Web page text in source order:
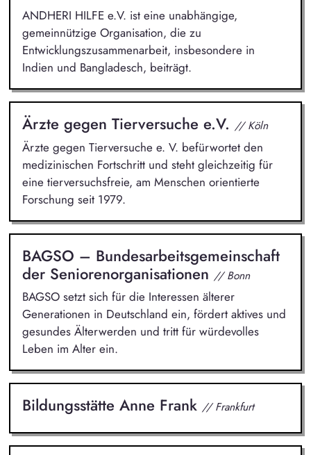
ANDHERI HILFE e.V. ist eine unabhängige,
gemeinnützige Organisation, die zu
Entwicklungszusammenarbeit, insbesondere in
Indien und Bangladesch, beiträgt.
Ärzte gegen Tierversuche e.V. // Köln
Ärzte gegen Tierversuche e. V. befürwortet den
medizinischen Fortschritt und steht gleichzeitig für
eine tierversuchsfreie, am Menschen orientierte
Forschung seit 1979.
BAGSO – Bundesarbeitsgemeinschaft
der Seniorenorganisationen // Bonn
BAGSO setzt sich für die Interessen älterer
Generationen in Deutschland ein, fördert aktives und
gesundes Älterwerden und tritt für würdevolles
Leben im Alter ein.
Bildungsstätte Anne Frank // Frankfurt